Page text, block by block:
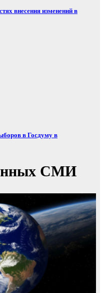
внесения изменений в
в Госдуму в